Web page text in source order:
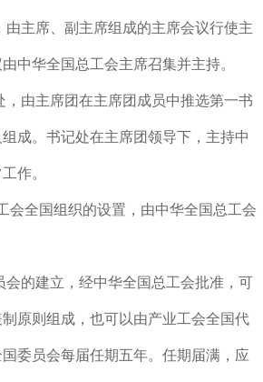
主席、副主席组成的主席会议行使主
中华全国总工会主席召集并主持。
由主席团在主席团成员中推选第一书
成。书记处在主席团领导下，主持中
作。
全国组织的设置，由中华全国总工会
的建立，经中华全国总工会批准，可
原则组成，也可以由产业工会全国代
委员会每届任期五年。任期届满，应